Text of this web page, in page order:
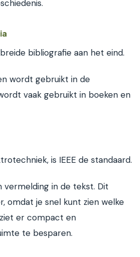
bibliografie aan het eind.
wordt gebruikt in de
vaak gebruikt in boeken en
is IEEE de standaard.
in de tekst. Dit
omdat je snel kunt zien welke
er compact en
te besparen.